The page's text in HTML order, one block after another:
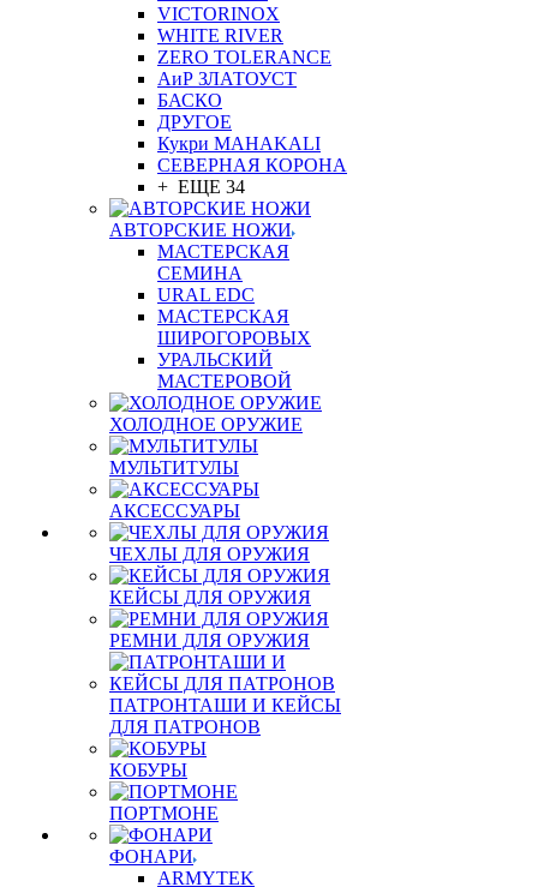
VICTORINOX
WHITE RIVER
ZERO TOLERANCE
АиР ЗЛАТОУСТ
БАСКО
ДРУГОЕ
Кукри MAHAKALI
СЕВЕРНАЯ КОРОНА
+ ЕЩЕ 34
АВТОРСКИЕ НОЖИ
МАСТЕРСКАЯ
СЕМИНА
URAL EDC
МАСТЕРСКАЯ
ШИРОГОРОВЫХ
УРАЛЬСКИЙ
МАСТЕРОВОЙ
ХОЛОДНОЕ ОРУЖИЕ
МУЛЬТИТУЛЫ
АКСЕССУАРЫ
ЧЕХЛЫ ДЛЯ ОРУЖИЯ
КЕЙСЫ ДЛЯ ОРУЖИЯ
РЕМНИ ДЛЯ ОРУЖИЯ
ПАТРОНТАШИ И КЕЙСЫ
ДЛЯ ПАТРОНОВ
КОБУРЫ
ПОРТМОНЕ
ФОНАРИ
ARMYTEK